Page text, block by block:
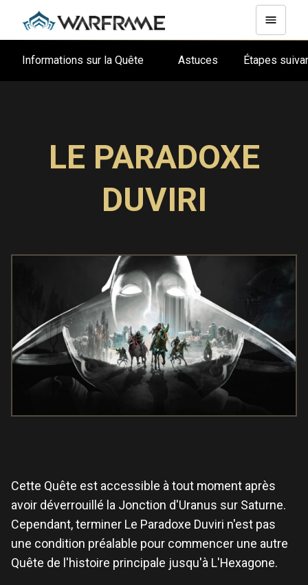
Informations sur la Quête Astuces Étapes
LE PARADOXE
DUVIRI
Cette Quête est accessible à tout moment après
avoir déverrouillé la Jonction d'Uranus sur Saturne.
Cependant, terminer Le Paradoxe Duviri n'est pas
une condition préalable pour commencer une autre
Quête de l'histoire principale jusqu'à L'Hexagone.